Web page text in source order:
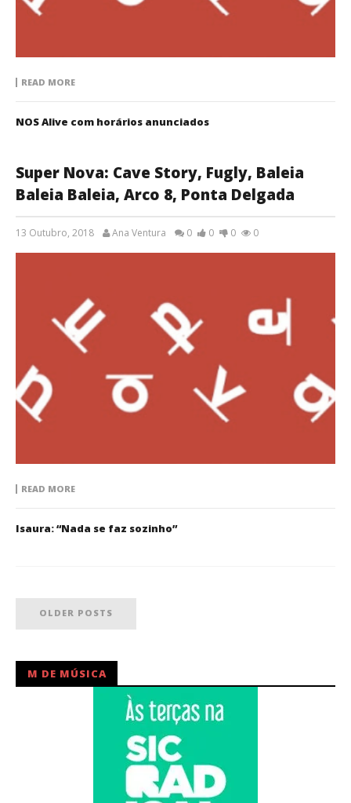
READ MORE
NOS Alive com horários anunciados
Super Nova: Cave Story, Fugly, Baleia
Baleia Baleia, Arco 8, Ponta Delgada
13 Outubro, 2018 Ana Ventura 0 0 0 0
READ MORE
Isaura: “Nada se faz sozinho”
OLDER POSTS
M DE MÚSICA